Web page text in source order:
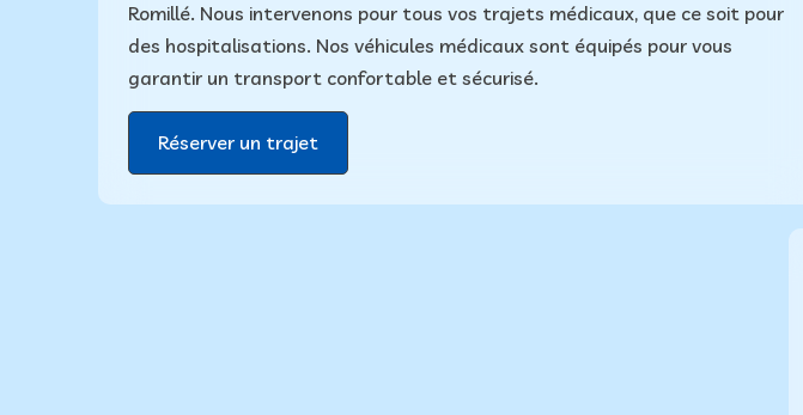
Romillé. Nous intervenons pour tous vos trajets médicaux, que ce soit pour
des hospitalisations. Nos véhicules médicaux sont équipés pour vous
garantir un transport confortable et sécurisé.
Réserver un trajet